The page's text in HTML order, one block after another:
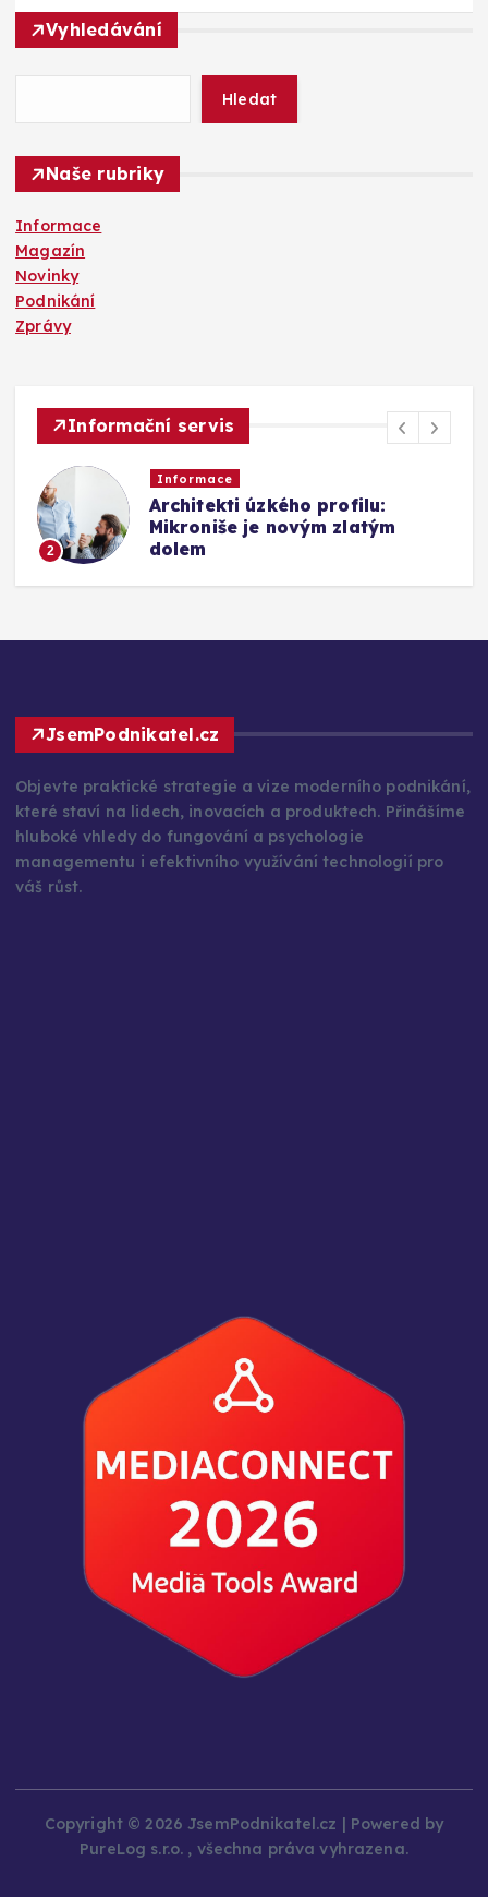
ě
v
e
k
Vyhledávání
Hledat
Naše rubriky
Informace
Magazín
Novinky
Podnikání
Zprávy
Informační servis
2
Informace
Architekti úzkého profilu:
Mikroniše je novým zlatým
dolem
JsemPodnikatel.cz
Objevte praktické strategie a vize moderního podnikání,
které staví na lidech, inovacích a produktech. Přinášíme
hluboké vhledy do fungování a psychologie
managementu i efektivního využívání technologií pro
váš růst.
Copyright © 2026 JsemPodnikatel.cz | Powered by
PureLog s.r.o. , všechna práva vyhrazena.